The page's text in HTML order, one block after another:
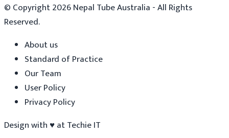
© Copyright2026Nepal Tube Australia - All Rights
Reserved.
About us
Standard of Practice
Our Team
User Policy
Privacy Policy
Design with ♥atTechie IT